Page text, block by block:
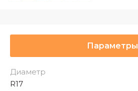
Параметры
Диаметр
R17